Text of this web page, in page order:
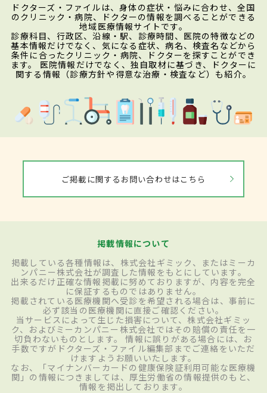
ドクターズ・ファイルは、身体の症状・悩みに合わせ、全国
のクリニック・病院、ドクターの情報を調べることができる
地域医療情報サイトです。
診療科目、行政区、沿線・駅、診療時間、医院の特徴などの
基本情報だけでなく、気になる症状、病名、検査名などから
条件に合ったクリニック・病院、ドクターを探すことができ
ます。 医院情報だけでなく、独自取材に基づき、ドクターに
関する情報（診療方針や得意な治療・検査など）も紹介。
ご掲載に関するお問い合わせはこちら
掲載情報について
掲載している各種情報は、株式会社ギミック、またはミーカ
ンパニー株式会社が調査した情報をもとにしています。
出来るだけ正確な情報掲載に努めておりますが、内容を完全
に保証するものではありません。
掲載されている医療機関へ受診を希望される場合は、事前に
必ず該当の医療機関に直接ご確認ください。
当サービスによって生じた損害について、株式会社ギミッ
ク、およびミーカンパニー株式会社ではその賠償の責任を一
切負わないものとします。 情報に誤りがある場合には、お
手数ですがドクターズ・ファイル編集部までご連絡をいただ
けますようお願いいたします。
なお、「マイナンバーカードの健康保険証利用可能な医療機
関」の情報につきましては、厚生労働省の情報提供のもと、
情報を掲出しております。